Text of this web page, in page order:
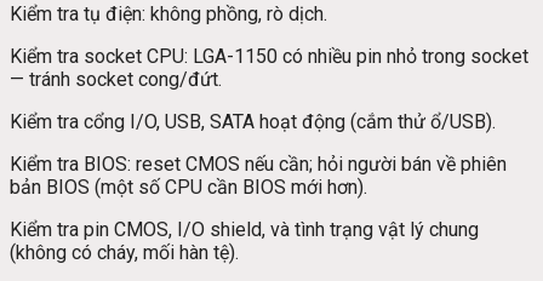
Kiểm tra tụ điện: không phồng, rò dịch.
Kiểm tra socket CPU: LGA-1150 có nhiều pin nhỏ trong socket
— tránh socket cong/đứt.
Kiểm tra cổng I/O, USB, SATA hoạt động (cắm thử ổ/USB).
Kiểm tra BIOS: reset CMOS nếu cần; hỏi người bán về phiên
bản BIOS (một số CPU cần BIOS mới hơn).
Kiểm tra pin CMOS, I/O shield, và tình trạng vật lý chung
(không có cháy, mối hàn tệ).